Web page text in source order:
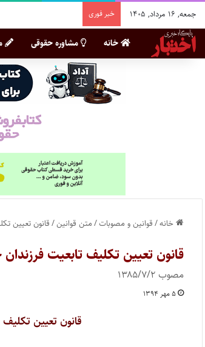
جمعه, ۱۶ مرداد, ۱۴۰۵ خبر فوری
خانه مشاوره حقوقی
خانه/قوانین و مصوبات/متن قوانین/قانون تعیین
قانون تعیین تکلیف تابعیت فرزندان
مصوب ۱۳۸۵/۷/۲
۵ مهر ۱۳۹۴
قانون تعیین تکلیف